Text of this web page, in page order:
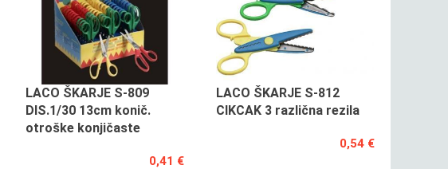
LACO ŠKARJE S-809
DIS.1/30 13cm konič.
otroške konjičaste
0,41 €
LACO ŠKARJE S-812
CIKCAK 3 različna rezila
0,54 €